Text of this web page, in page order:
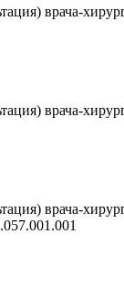
врача-
врача-
врача-